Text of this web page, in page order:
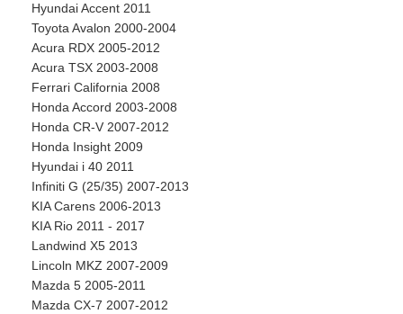
Hyundai Accent 2011
Toyota Avalon 2000-2004
Acura RDX 2005-2012
Acura TSX 2003-2008
Ferrari California 2008
Honda Accord 2003-2008
Honda CR-V 2007-2012
Honda Insight 2009
Hyundai i 40 2011
Infiniti G (25/35) 2007-2013
KIA Carens 2006-2013
KIA Rio 2011 - 2017
Landwind X5 2013
Lincoln MKZ 2007-2009
Mazda 5 2005-2011
Mazda CX-7 2007-2012